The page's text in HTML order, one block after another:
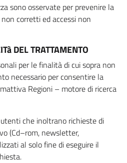
sono osservate per prevenire la
corretti ed accessi non
DEL TRATTAMENTO
per le finalità di cui sopra non
necessario per consentire la
Regioni – motore di ricerca
che inoltrano richieste di
(Cd–rom, newsletter,
al solo fine di eseguire il